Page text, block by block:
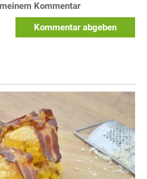
Kommentar
Kommentar abgeben